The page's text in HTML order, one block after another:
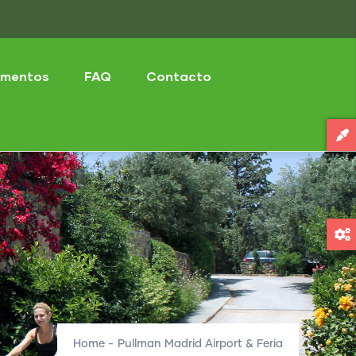
FAQ Contacto
Home - Pullman Madrid Airport & Feria